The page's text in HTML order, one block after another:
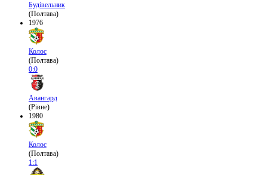
Будівельник
(Полтава)
1976
Колос
(Полтава)
0:0
Авангард
(Рівне)
1980
Колос
(Полтава)
1:1